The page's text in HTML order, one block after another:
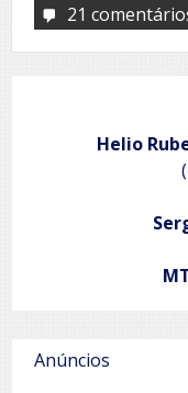
21
Helio
(
Anúncios